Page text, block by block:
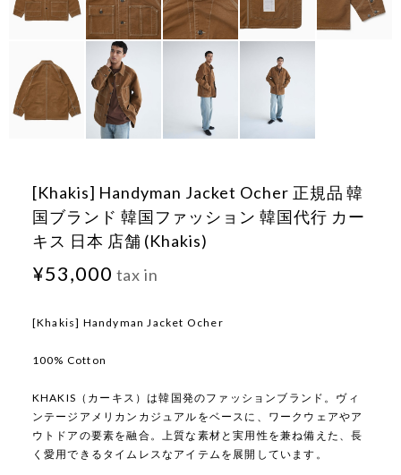
[Khakis] Handyman Jacket Ocher 正規品 韓
国ブランド 韓国ファッション 韓国代行 カー
キス 日本 店舗 (Khakis)
¥53,000 tax in
[Khakis] Handyman Jacket Ocher
100% Cotton
KHAKIS（カーキス）は韓国発のファッションブランド。ヴィ
ンテージアメリカンカジュアルをベースに、ワークウェアやア
ウトドアの要素を融合。上質な素材と実用性を兼ね備えた、長
く愛用できるタイムレスなアイテムを展開しています。